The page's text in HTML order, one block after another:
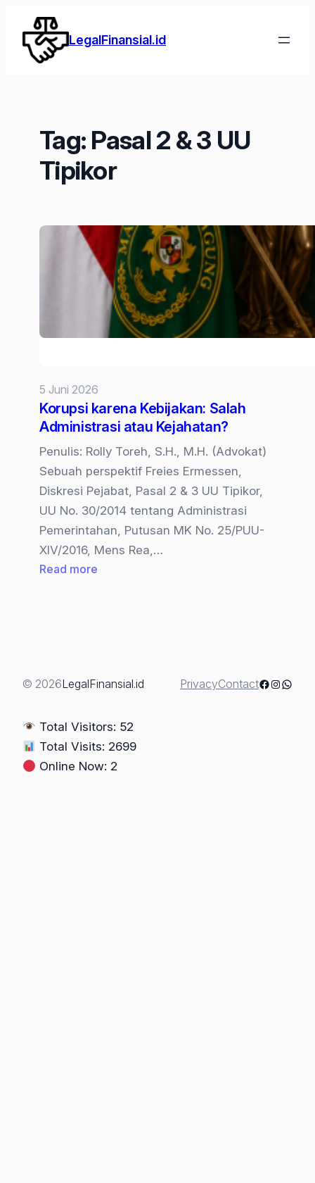
Lewati
konten
LegalFinansial.id
Tag: Pasal 2 & 3 UU
Tipikor
5 Juni 2026
Korupsi karena Kebijakan: Salah
Administrasi atau Kejahatan?
Penulis: Rolly Toreh, S.H., M.H. (Advokat)
Sebuah perspektif Freies Ermessen,
Diskresi Pejabat, Pasal 2 & 3 UU Tipikor,
UU No. 30/2014 tentang Administrasi
Pemerintahan, Putusan MK No. 25/PUU-
XIV/2016, Mens Rea,…
Read more
atau
© 2026LegalFinansial.id PrivacyContactFacebook
Total Visitors: 52
Total Visits: 2699
Online Now: 2